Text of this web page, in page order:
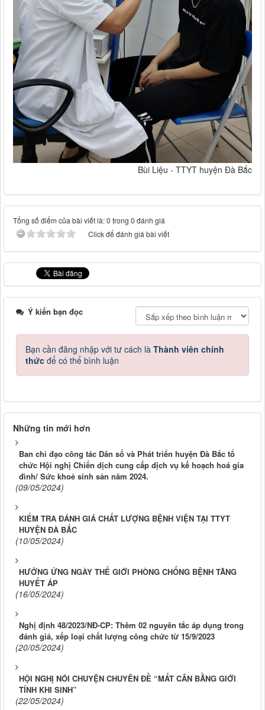
Bùi Liệu - TTYT huyện Đà Bắc
Tổng số điểm của bài viết là: 0 trong 0 đánh giá
Click để đánh giá bài viết
Ý kiến bạn đọc
Bạn cần đăng nhập với tư cách là Thành viên chính
thức để có thể bình luận
Những tin mới hơn
Ban chỉ đạo công tác Dân số và Phát triển huyện Đà Bắc tổ
chức Hội nghị Chiến dịch cung cấp dịch vụ kế hoạch hoá gia
đình/ Sức khoẻ sinh sản năm 2024.
(09/05/2024)
KIỂM TRA ĐÁNH GIÁ CHẤT LƯỢNG BỆNH VIỆN TẠI TTYT
HUYỆN ĐÀ BẮC
(10/05/2024)
HƯỞNG ỨNG NGÀY THẾ GIỚI PHÒNG CHỐNG BỆNH TĂNG
HUYẾT ÁP
(16/05/2024)
Nghị định 48/2023/NĐ-CP: Thêm 02 nguyên tắc áp dụng trong
đánh giá, xếp loại chất lượng công chức từ 15/9/2023
(20/05/2024)
HỘI NGHỊ NÓI CHUYỆN CHUYÊN ĐỀ “MẤT CÂN BẰNG GIỚI
TÍNH KHI SINH”
(22/05/2024)